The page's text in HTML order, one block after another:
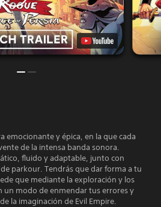
emocionante y épica, en la que cada
de la intensa banda sonora.
fluido y adaptable, junto con
parkour. Tendrás que dar forma a tu
que mediante la exploración y los
un modo de enmendar tus errores y
la imaginación de Evil Empire.